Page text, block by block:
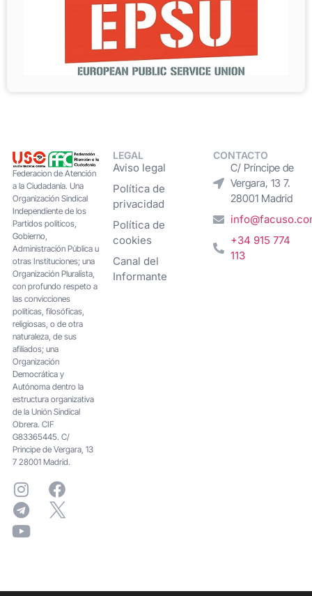
Federacion de Atención
a la Ciudadanía. Una
Organización Sindical
Independiente de los
Partidos políticos,
Gobierno,
Administración Pública u
otras Instituciones; una
Organización Pluralista,
con profundo respeto a
las convicciones
políticas, filosóficas,
religiosas, o de otra
naturaleza, de sus
afiliados; una
Organización
Democrática y
Autónoma dentro la
estructura organizativa
de la Unión Sindical
Obrera. CIF
G83365445. C/
Principe de Vergara, 13
7 28001 Madrid.
LEGAL
Aviso legal
Política de
privacidad
Política de
cookies
Canal del
Informante
CONTACTO
C/ Príncipe de
Vergara, 13 7.
28001 Madrid
+34 915 774
113